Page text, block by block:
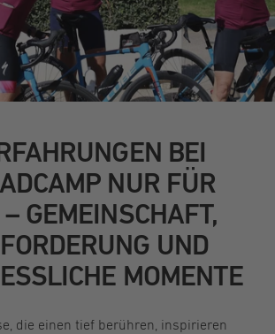
BEI
NUR FÜR
GEMEINSCHAFT,
UND
MOMENTE
die einen tief berühren, inspirieren